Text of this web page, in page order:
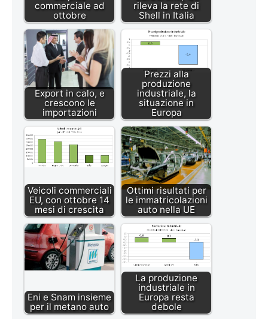
commerciale ad
ottobre
rileva la rete di
Shell in Italia
Export in calo, e
crescono le
importazioni
Prezzi alla
produzione
industriale, la
situazione in
Europa
Veicoli commerciali
EU, con ottobre 14
mesi di crescita
Ottimi risultati per
le immatricolazioni
auto nella UE
Eni e Snam insieme
per il metano auto
La produzione
industriale in
Europa resta
debole